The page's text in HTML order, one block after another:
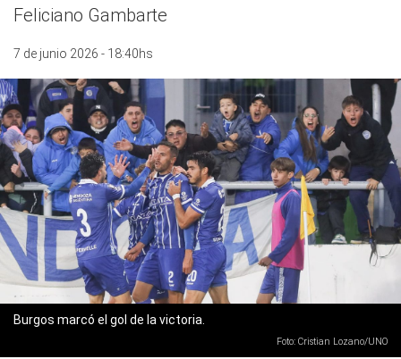
Feliciano Gambarte
7 de junio 2026 - 18:40hs
Burgos marcó el gol de la victoria.
Foto: Cristian Lozano/UNO